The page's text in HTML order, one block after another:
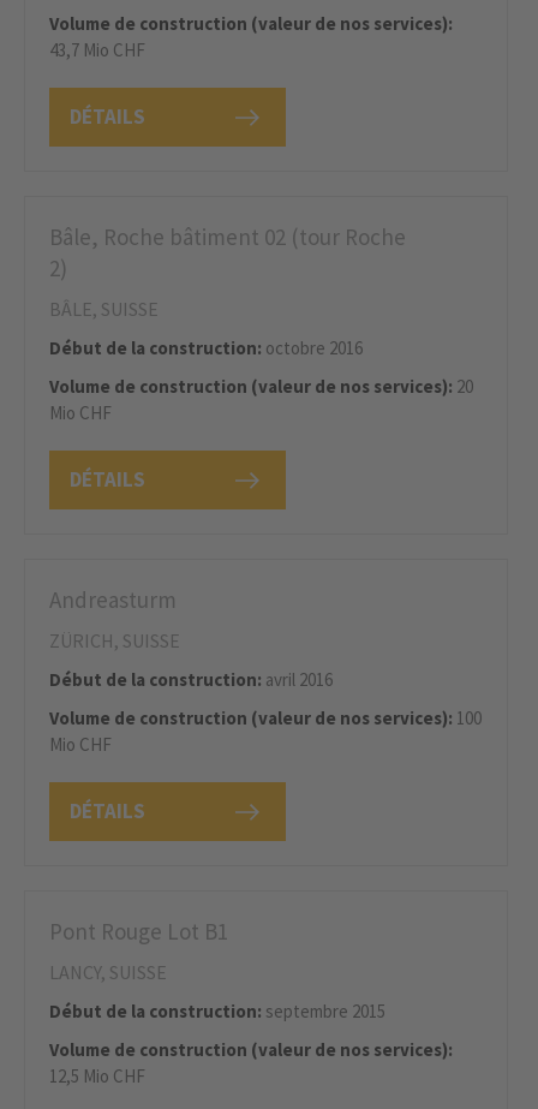
DÉTAILS
Volume de construction (valeur de nos services):
43,7 Mio CHF
DÉTAILS
Bâle, Roche bâtiment 02 (tour Roche
2)
BÂLE, SUISSE
Début de la construction: octobre 2016
Volume de construction (valeur de nos services): 20
Mio CHF
DÉTAILS
Andreasturm
ZÜRICH, SUISSE
Début de la construction: avril 2016
Volume de construction (valeur de nos services): 100
Mio CHF
Pont Rouge Lot B1
LANCY, SUISSE
Début de la construction: septembre 2015
Volume de construction (valeur de nos services):
12,5 Mio CHF